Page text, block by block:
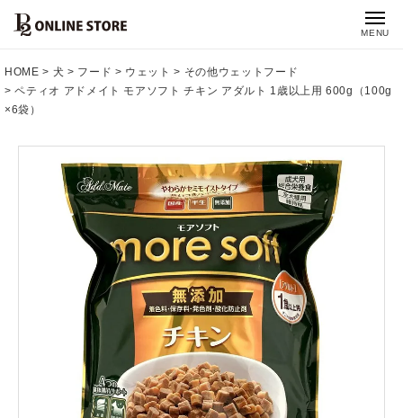
MENU
HOME 犬 フード ウェット
その他ウェットフード
ペティオ アドメイト モアソフト チキン アダルト 1歳以上用 600g（100g
×6袋）